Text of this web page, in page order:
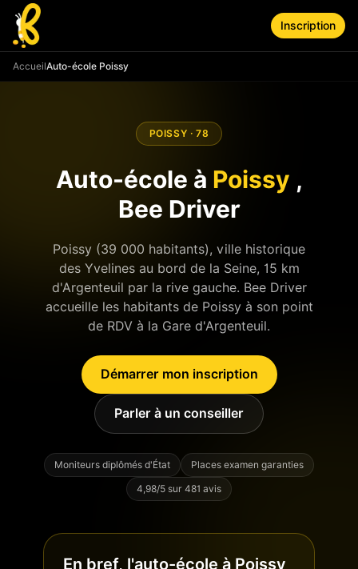
Aller au contenu principal
Inscription
AccueilAuto-école Poissy
POISSY ·78
Auto-école à Poissy ,
Bee Driver
Poissy (39 000 habitants), ville historique
des Yvelines au bord de la Seine, 15 km
d'Argenteuil par la rive gauche. Bee Driver
accueille les habitants de Poissy à son point
de RDV à la Gare d'Argenteuil.
Démarrer mon inscription
Parler à un conseiller
Moniteurs diplômés d'État
Places examen garanties
4,98/5 sur 481 avis
En bref, l'auto-école à Poissy